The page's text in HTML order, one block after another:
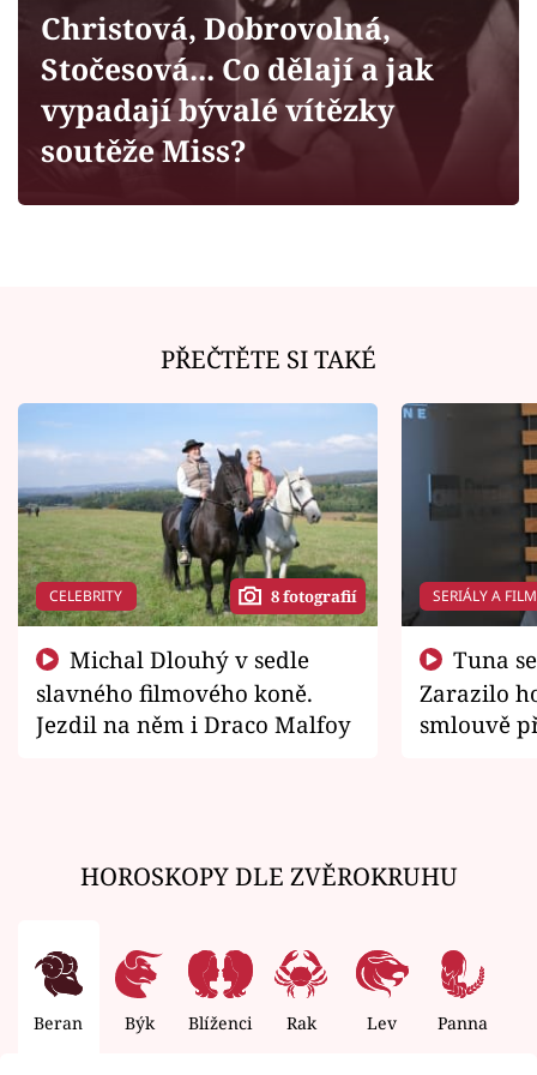
Sledujte prima+
Filmový festival Karlovy Vary
Sledujte nás
Christová, Dobrovolná,
Stočesová... Co dělají a jak
vypadají bývalé vítězky
soutěže Miss?
PŘEČTĚTE SI TAKÉ
CELEBRITY 8 fotografií
slavného filmového koně.
Jezdil na něm i Draco Malfoy
SERIÁLY A
Zarazilo
smlouvě
HOROSKOPY DLE ZVĚROKRUHU
Beran Býk Blíženci Rak Lev Panna